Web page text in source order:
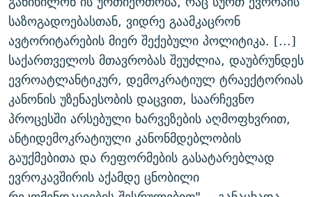
საზოგადოებასთან, ვიდრე გაამკაცრონ
ავტორიტარების მიერ შექებული პოლიტიკა. [...]
საქართველოს მთავრობას შეუძლია, დაუბრუნდეს
ევროატლანტიკურ, დემოკრატიულ ტრაექტორიას
კანონის უზენაესობის დაცვით, საარჩევნო
პროცესში არსებული ხარვეზების აღმოფხვრით,
ანტიდემოკრატიული კანონმდებლობის
გაუქმებითა და რეფორმების გასატარებლად
ევროკავშირის აქამდე ცნობილი